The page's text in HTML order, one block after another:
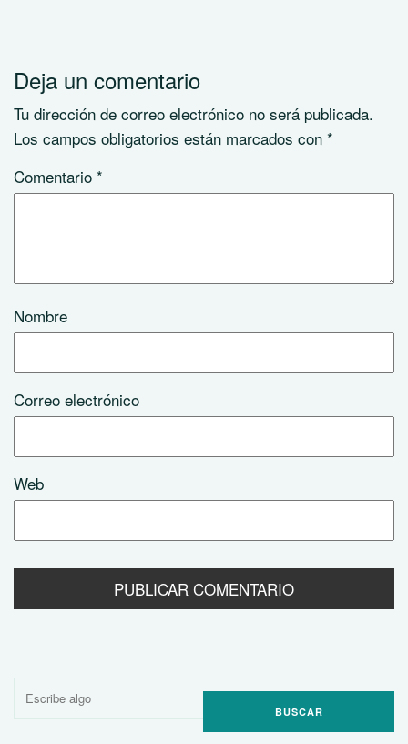
Deja un comentario
Tu dirección de correo electrónico no será publicada.
Los campos obligatorios están marcados con *
Comentario *
Nombre
Correo electrónico
Web
Buscar